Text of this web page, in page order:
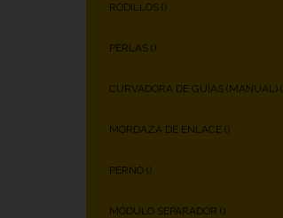
RODILLOS ()
PERLAS ()
CURVADORA DE GUÍAS (MANUAL) (
MORDAZA DE ENLACE ()
PERNO ()
MÓDULO SEPARADOR ()